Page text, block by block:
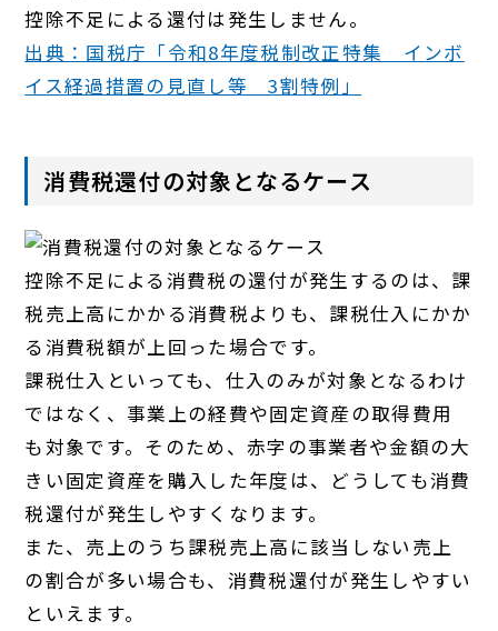
控除不足による還付は発生しません。
出典：国税庁「令和8年度税制改正特集 インボ
イス経過措置の見直し等 3割特例」
消費税還付の対象となるケース
控除不足による消費税の還付が発生するのは、課
税売上高にかかる消費税よりも、課税仕入にかか
る消費税額が上回った場合です。
課税仕入といっても、仕入のみが対象となるわけ
ではなく、事業上の経費や固定資産の取得費用
も対象です。そのため、赤字の事業者や金額の大
きい固定資産を購入した年度は、どうしても消費
税還付が発生しやすくなります。
また、売上のうち課税売上高に該当しない売上
の割合が多い場合も、消費税還付が発生しやすい
といえます。